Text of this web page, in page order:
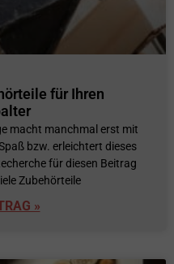
für Ihren
macht manchmal erst mit
bzw. erleichtert dieses
für diesen Beitrag
Zubehörteile
»